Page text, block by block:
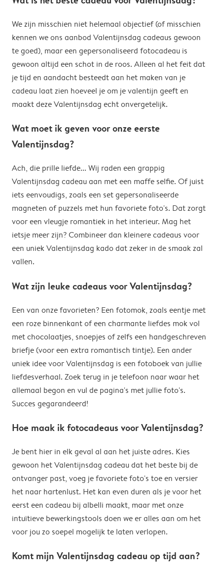
We zijn misschien niet helemaal objectief (of misschien
kennen we ons aanbod Valentijnsdag cadeaus gewoon
te goed), maar een gepersonaliseerd fotocadeau is
gewoon altijd een schot in de roos. Alleen al het feit dat
je tijd en aandacht besteedt aan het maken van je
cadeau laat zien hoeveel je om je valentijn geeft en
maakt deze Valentijnsdag echt onvergetelijk.
Wat moet ik geven voor onze eerste
Valentijnsdag?
Ach, die prille liefde... Wij raden een grappig
Valentijnsdag cadeau aan met een maffe selfie. Of juist
iets eenvoudigs, zoals een set gepersonaliseerde
magneten of puzzels met hun favoriete foto's. Dat zorgt
voor een vleugje romantiek in het interieur. Mag het
ietsje meer zijn? Combineer dan kleinere cadeaus voor
een uniek Valentijnsdag kado dat zeker in de smaak zal
vallen.
Wat zijn leuke cadeaus voor Valentijnsdag?
Een van onze favorieten? Een fotomok, zoals eentje met
een roze binnenkant of een charmante liefdes mok vol
met chocolaatjes, snoepjes of zelfs een handgeschreven
briefje (voor een extra romantisch tintje). Een ander
uniek idee voor Valentijnsdag is een fotoboek van jullie
liefdesverhaal. Zoek terug in je telefoon naar waar het
allemaal begon en vul de pagina's met jullie foto's.
Succes gegarandeerd!
Hoe maak ik fotocadeaus voor Valentijnsdag?
Je bent hier in elk geval al aan het juiste adres. Kies
gewoon het Valentijnsdag cadeau dat het beste bij de
ontvanger past, voeg je favoriete foto's toe en versier
het naar hartenlust. Het kan even duren als je voor het
eerst een cadeau bij albelli maakt, maar met onze
intuïtieve bewerkingstools doen we er alles aan om het
voor jou zo soepel mogelijk te laten verlopen.
Komt mijn Valentijnsdag cadeau op tijd aan?